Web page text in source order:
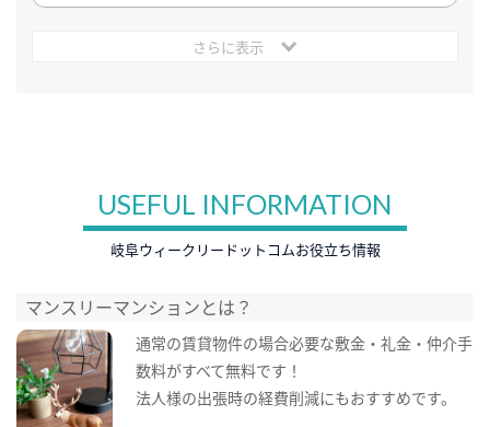
さらに表示
USEFUL INFORMATION
岐阜ウィークリードットコムお役立ち情報
マンスリーマンションとは？
通常の賃貸物件の場合必要な敷金・礼金・仲介手
数料がすべて無料です！
法人様の出張時の経費削減にもおすすめです。